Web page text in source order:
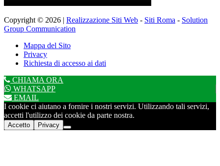
Copyright © 2026 | Realizzazione Siti Web - Siti Roma - Solution
Group Communication
Mappa del Sito
Privacy
Richiesta di accesso ai dati
CHIAMA ORA
WHATSAPP
EMAIL
I cookie ci aiutano a fornire i nostri servizi. Utilizzando tali servizi,
accetti l'utilizzo dei cookie da parte nostra.
Accetto Privacy